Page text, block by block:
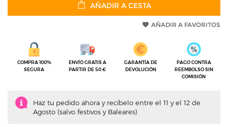
AÑADIR A CESTA
AÑADIR A FAVORITOS
COMPRA 100%
SEGURA
ENVÍO GRATIS A
PARTIR DE 50 €
GARANTÍA DE
DEVOLUCIÓN
PAGO CONTRA
REEMBOLSO SIN
COMISIÓN
Haz tu pedido ahora y recíbelo entre el 11 y el 12 de
Agosto (salvo festivos y Baleares)